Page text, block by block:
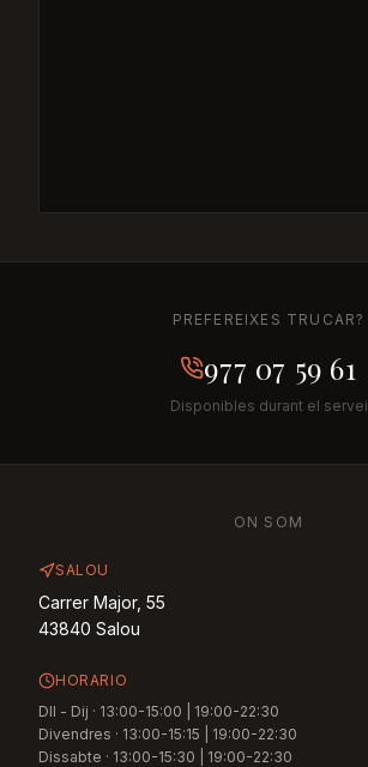
PREFEREIXES TRUCAR?
977 07 59 61
Disponibles durant el servei
ON SOM
SALOU
Carrer Major, 55
43840 Salou
HORARIO
Dll - Dij · 13:00-15:00 | 19:00-22:30
Divendres · 13:00-15:15 | 19:00-22:30
Dissabte · 13:00-15:30 | 19:00-22:30